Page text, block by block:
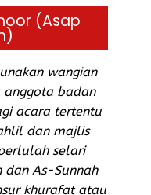
(Asap
wangian
badan
acara tertentu
dan majlis
selari
As-Sunnah
khurafat atau